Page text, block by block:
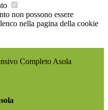
non possono essere
nella pagina della cookie
Completo Asola